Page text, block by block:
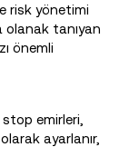
risk yönetimi
olanak tanıyan
önemli
emirleri,
ayarlanır,